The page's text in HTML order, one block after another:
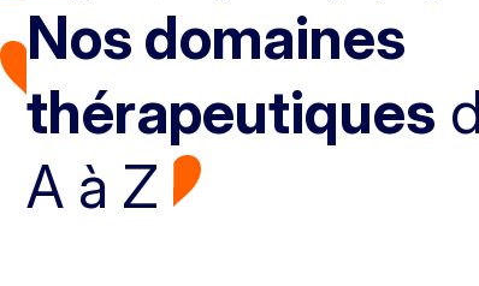
Nos domaines
thérapeutiques
A à Z